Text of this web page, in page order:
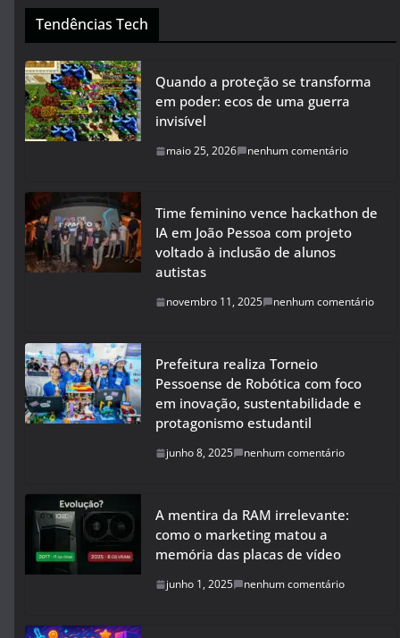
Tendências Tech
Quando a proteção se transforma
em poder: ecos de uma guerra
invisível
maio 25, 2026 nenhum comentário
Time feminino vence hackathon de
IA em João Pessoa com projeto
voltado à inclusão de alunos
autistas
novembro 11, 2025 nenhum comentário
Prefeitura realiza Torneio
Pessoense de Robótica com foco
em inovação, sustentabilidade e
protagonismo estudantil
junho 8, 2025 nenhum comentário
A mentira da RAM irrelevante:
como o marketing matou a
memória das placas de vídeo
junho 1, 2025 nenhum comentário